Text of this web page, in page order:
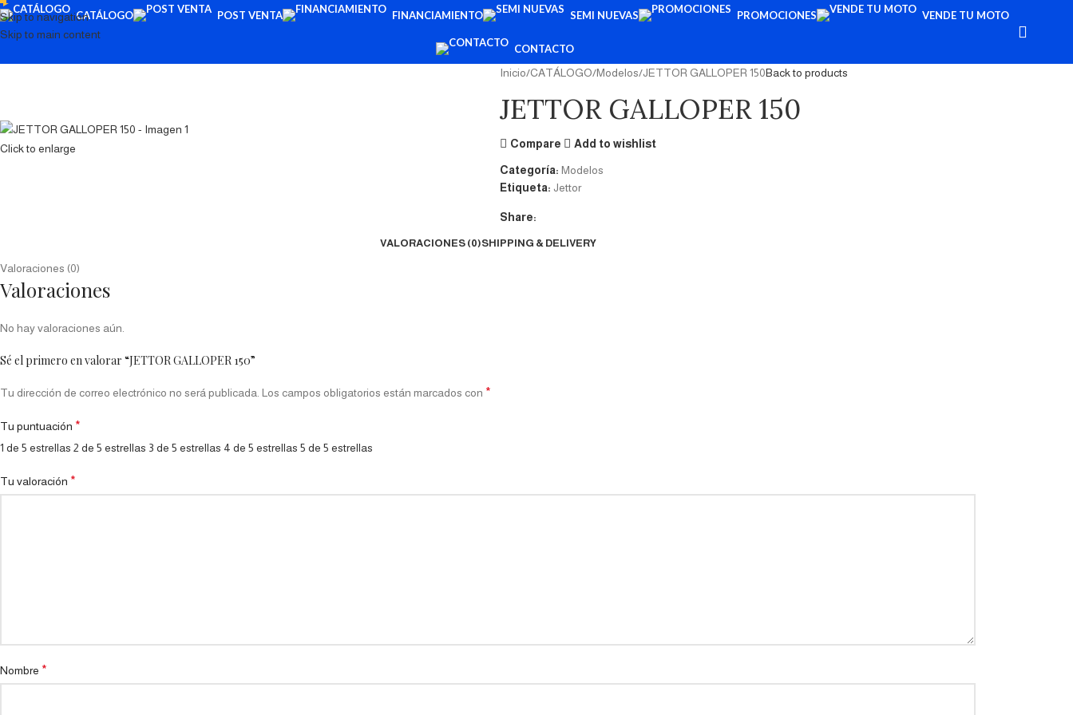
Skip to navigation
Skip to main content
CATÁLOGO POST VENTA FINANCIAMIENTO SEMI NUEVAS PROMOCIONES VENDE TU MOTO
CONTACTO
Click to enlarge
Inicio CATÁLOGO Modelos JETTOR GALLOPER 150Back to products
JETTOR GALLOPER 150
Compare Add to wishlist
Categoría: Modelos
Etiqueta: Jettor
Share:
VALORACIONES (0)SHIPPING & DELIVERY
Valoraciones (0)
Valoraciones
No hay valoraciones aún.
Sé el primero en valorar “JETTOR GALLOPER 150”
Tu dirección de correo electrónico no será publicada. Los campos obligatorios están marcados con *
Tu puntuación *
1 de 5 estrellas 2 de 5 estrellas 3 de 5 estrellas 4 de 5 estrellas 5 de 5 estrellas
Tu valoración *
Nombre *